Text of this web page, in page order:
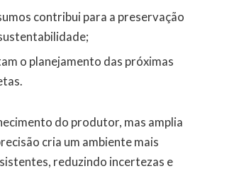
contribui para a preservação
o planejamento das próximas
do produtor, mas amplia
cria um ambiente mais
reduzindo incertezas e